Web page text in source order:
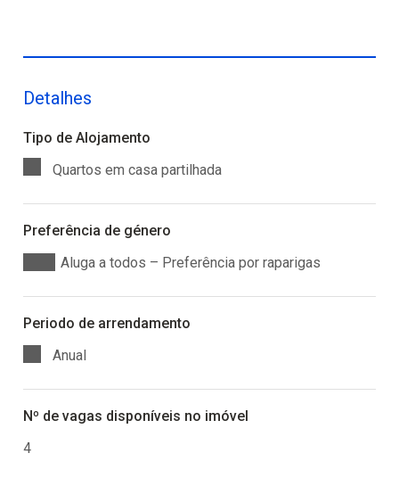
Detalhes
Tipo de Alojamento
Quartos em casa partilhada
Preferência de género
Aluga a todos – Preferência por raparigas
Periodo de arrendamento
Anual
Nº de vagas disponíveis no imóvel
4